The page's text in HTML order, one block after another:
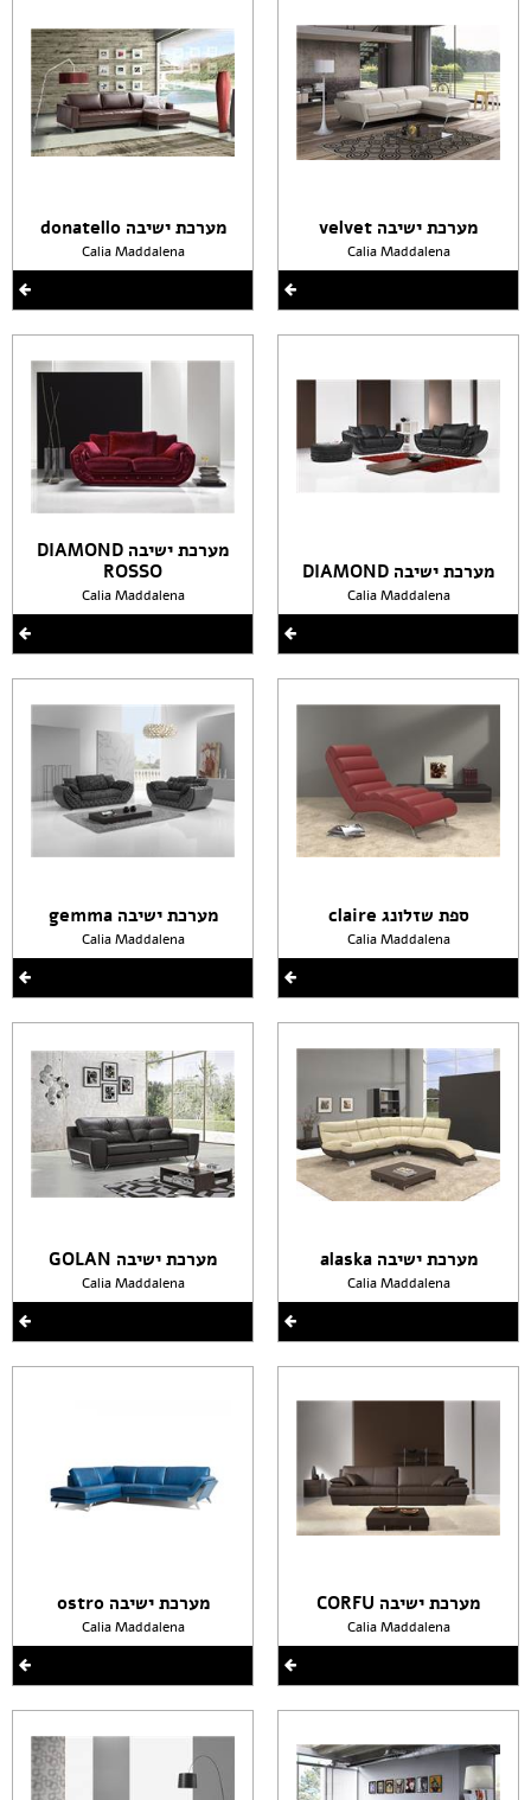
מערכת ישיבה velvet
Calia Maddalena
מערכת ישיבה DIAMOND
Calia Maddalena
ספת שזלונג claire
Calia Maddalena
מערכת ישיבה alaska
Calia Maddalena
מערכת ישיבה CORFU
Calia Maddalena
מערכת ישיבה donatello
Calia Maddalena
מערכת ישיבה DIAMOND
ROSSO
Calia Maddalena
מערכת ישיבה gemma
Calia Maddalena
מערכת ישיבה GOLAN
Calia Maddalena
מערכת ישיבה ostro
Calia Maddalena